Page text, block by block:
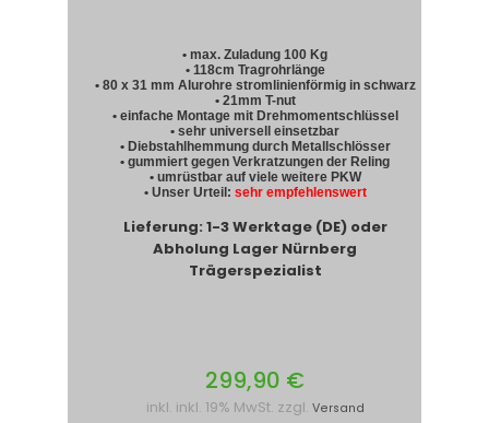
• max. Zuladung 100 Kg
• 118cm Tragrohrlänge
• 80 x 31 mm Alurohre stromlinienförmig in schwarz
• 21mm T-nut
• einfache Montage mit Drehmomentschlüssel
• sehr universell einsetzbar
• Diebstahlhemmung durch Metallschlösser
• gummiert gegen Verkratzungen der Reling
• umrüstbar auf viele weitere PKW
• Unser Urteil: sehr empfehlenswert
Lieferung: 1-3 Werktage (DE) oder
Abholung Lager Nürnberg
Trägerspezialist
299,90 €
inkl. inkl. 19% MwSt. zzgl. Versand